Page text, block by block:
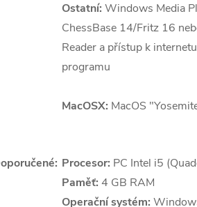
Ostatní: Windows Media
ChessBase 14/Fritz 16
Reader a přístup k
programu
MacOSX: MacOS
Procesor: PC Intel i5
Paměť: 4 GB RAM
Operační systém: